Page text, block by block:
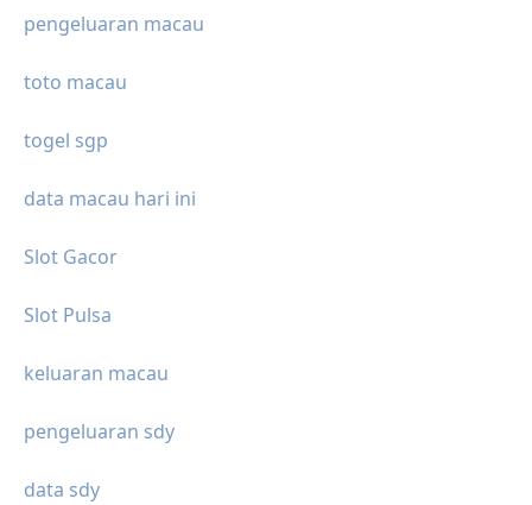
pengeluaran macau
toto macau
togel sgp
data macau hari ini
Slot Gacor
Slot Pulsa
keluaran macau
pengeluaran sdy
data sdy